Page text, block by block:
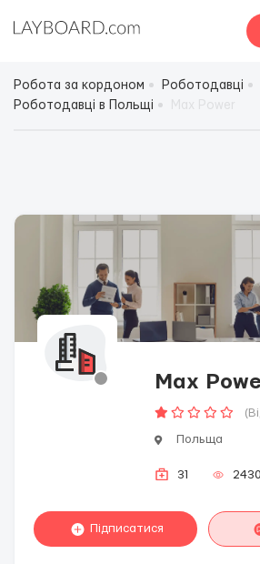
Робота за кордоном
Роботодавці
Роботодавці в Польщі
Max
Польща
31 2430
Підписатися